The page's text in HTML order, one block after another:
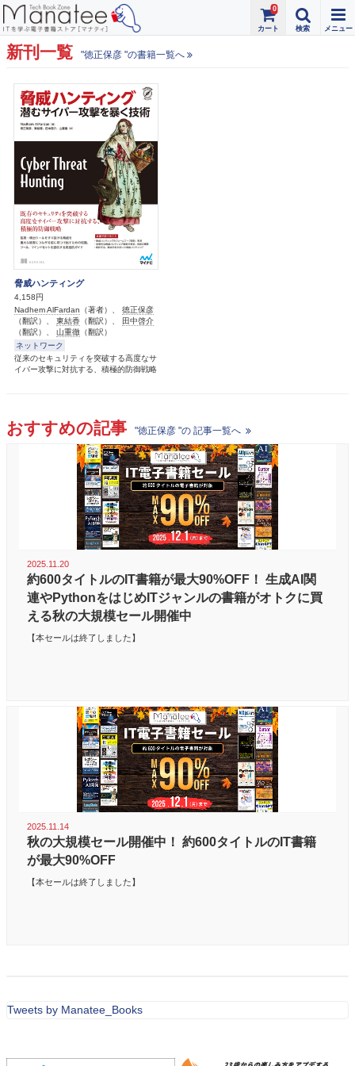
0
新刊一覧 "徳正保彦 "の書籍一覧へ
脅威ハンティング
4,158円
Nadhem AlFardan （著者）、 徳正保彦
（翻訳）、 東結香 （翻訳）、 田中啓介
（翻訳）、 山重徹 （翻訳）
ネットワーク
従来のセキュリティを突破する高度なサ
イバー攻撃に対抗する、積極的防御戦略
おすすめの記事 "徳正保彦 "の 記事一覧へ
2025.11.20
約600タイトルのIT書籍が最大90%OFF！ 生成AI関
連やPythonをはじめITジャンルの書籍がオトクに買
える秋の大規模セール開催中
【本セールは終了しました】
2025.11.14
秋の大規模セール開催中！ 約600タイトルのIT書籍
が最大90%OFF
【本セールは終了しました】
Tweets by Manatee_Books